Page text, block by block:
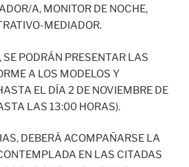
A, MONITOR DE NOCHE,
MEDIADOR.
SE PODRÁN PRESENTAR LAS
A LOS MODELOS Y
EL DÍA 2 DE NOVIEMBRE DE
LAS 13:00 HORAS).
DEBERÁ ACOMPAÑARSE LA
EN LAS CITADAS